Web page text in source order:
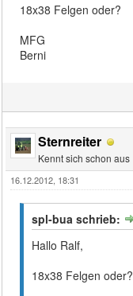
18x38 Felgen oder?
MFG
Berni
Sternreiter
Kennt sich schon aus
16.12.2012, 18:31
spl-bua schrieb:
Hallo Ralf,
18x38 Felgen oder?